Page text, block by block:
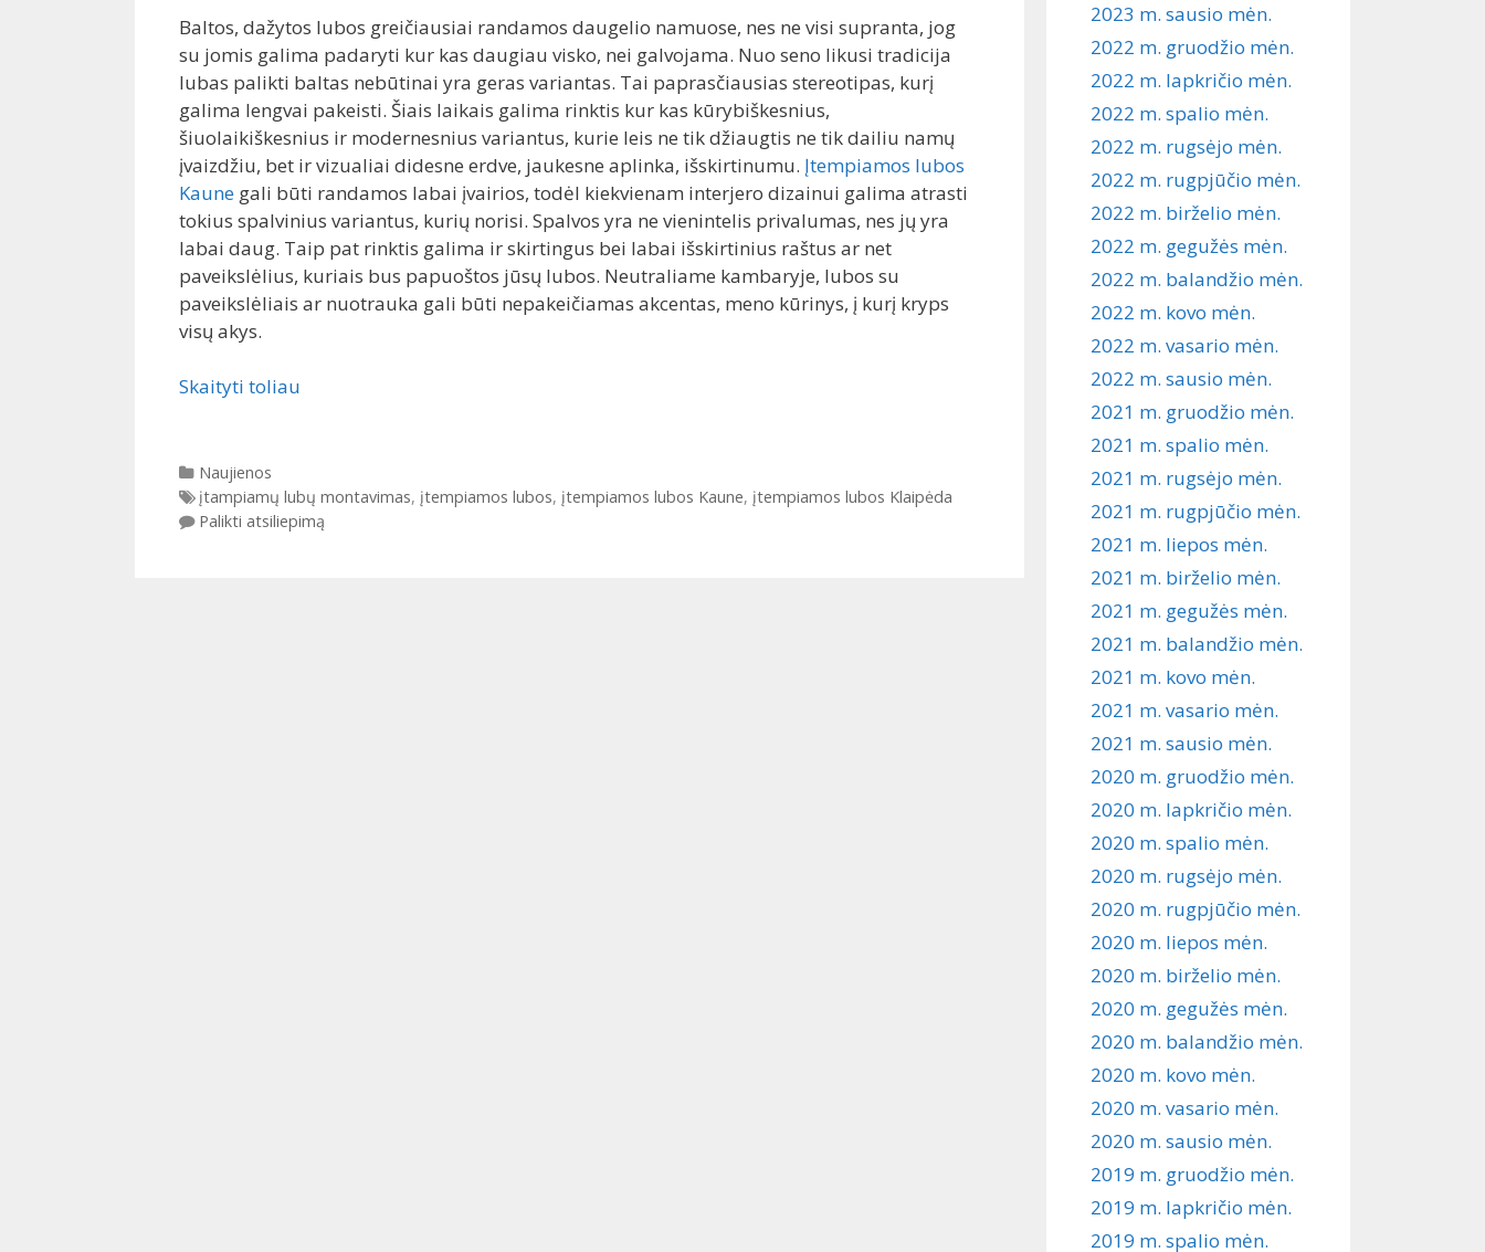
Baltos, dažytos lubos greičiausiai randamos daugelio namuose, nes ne visi supranta, jog
su jomis galima padaryti kur kas daugiau visko, nei galvojama. Nuo seno likusi tradicija
lubas palikti baltas nebūtinai yra geras variantas. Tai paprasčiausias stereotipas, kurį
galima lengvai pakeisti. Šiais laikais galima rinktis kur kas kūrybiškesnius,
šiuolaikiškesnius ir modernesnius variantus, kurie leis ne tik džiaugtis ne tik dailiu namų
įvaizdžiu, bet ir vizualiai didesne erdve, jaukesne aplinka, išskirtinumu. Įtempiamos lubos
Kaune gali būti randamos labai įvairios, todėl kiekvienam interjero dizainui galima atrasti
tokius spalvinius variantus, kurių norisi. Spalvos yra ne vienintelis privalumas, nes jų yra
labai daug. Taip pat rinktis galima ir skirtingus bei labai išskirtinius raštus ar net
paveikslėlius, kuriais bus papuoštos jūsų lubos. Neutraliame kambaryje, lubos su
paveikslėliais ar nuotrauka gali būti nepakeičiamas akcentas, meno kūrinys, į kurį kryps
visų akys.
Skaityti toliau
Kategorijos
Naujienos
Gairės
įtampiamų lubų montavimas, įtempiamos lubos, įtempiamos lubos Kaune, įtempiamos lubos Klaipėda
Palikti atsiliepimą
2023 m. sausio mėn.
2022 m. gruodžio mėn.
2022 m. lapkričio mėn.
2022 m. spalio mėn.
2022 m. rugsėjo mėn.
2022 m. rugpjūčio mėn.
2022 m. birželio mėn.
2022 m. gegužės mėn.
2022 m. balandžio mėn.
2022 m. kovo mėn.
2022 m. vasario mėn.
2022 m. sausio mėn.
2021 m. gruodžio mėn.
2021 m. spalio mėn.
2021 m. rugsėjo mėn.
2021 m. rugpjūčio mėn.
2021 m. liepos mėn.
2021 m. birželio mėn.
2021 m. gegužės mėn.
2021 m. balandžio mėn.
2021 m. kovo mėn.
2021 m. vasario mėn.
2021 m. sausio mėn.
2020 m. gruodžio mėn.
2020 m. lapkričio mėn.
2020 m. spalio mėn.
2020 m. rugsėjo mėn.
2020 m. rugpjūčio mėn.
2020 m. liepos mėn.
2020 m. birželio mėn.
2020 m. gegužės mėn.
2020 m. balandžio mėn.
2020 m. kovo mėn.
2020 m. vasario mėn.
2020 m. sausio mėn.
2019 m. gruodžio mėn.
2019 m. lapkričio mėn.
2019 m. spalio mėn.